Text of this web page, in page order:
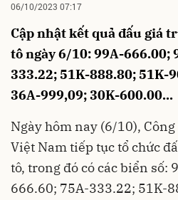
06/10/2023 07:17
Cập nhật kết quả đấu giá
tô ngày 6/10: 99A-666.00;
333.22; 51K-888.80; 51K-
36A-999,09; 30K-600.00...
Ngày hôm nay (6/10),
Việt Nam tiếp tục tổ chức
tô, trong đó có các biển số:
666.60; 75A-333.22; 51K-